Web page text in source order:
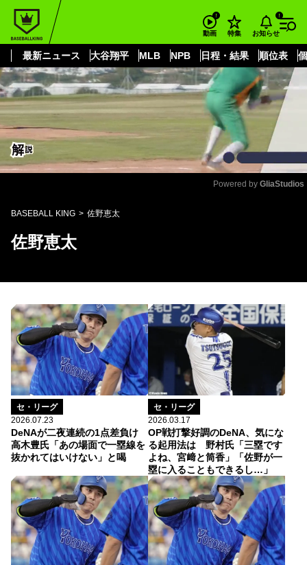
動画 特集 お知らせ
最新ニュース 大谷翔平 MLB NPB 日程・結果 順位表
もっと見る
Powered by GliaStudios
BASEBALL KING 佐野恵太
佐野恵太
セ・リーグ
2026.07.23
DeNAが二夜連続の1点差負け
高木豊氏「あの場面で一塁線を
抜かれてはいけない」と喝
セ・リーグ
2026.03.17
OP戦打撃好調のDeNA、気にな
る起用法は 野村氏「三塁です
よね、宮﨑と筒香」「佐野が一
塁に入ることもできるし…」